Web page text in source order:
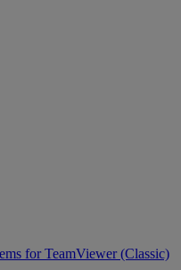
for TeamViewer (Classic)